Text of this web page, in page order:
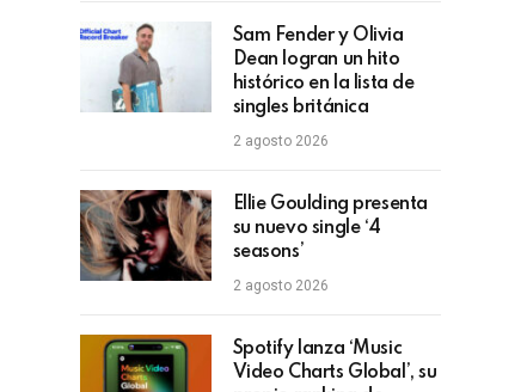
Sam Fender y Olivia
Dean logran un hito
histórico en la lista de
singles británica
2 agosto 2026
Ellie Goulding presenta
su nuevo single ‘4
seasons’
2 agosto 2026
Spotify lanza ‘Music
Video Charts Global’, su